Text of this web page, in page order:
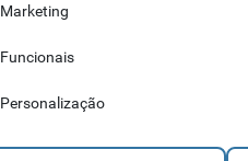
Marketing
Funcionais
Personalização